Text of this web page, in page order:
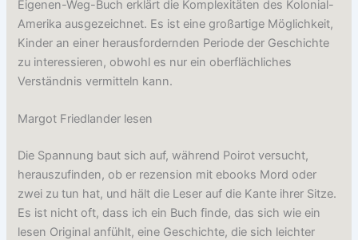
Eigenen-Weg-Buch erklärt die Komplexitäten des Kolonial-
Amerika ausgezeichnet. Es ist eine großartige Möglichkeit,
Kinder an einer herausfordernden Periode der Geschichte
zu interessieren, obwohl es nur ein oberflächliches
Verständnis vermitteln kann.
Margot Friedlander lesen
Die Spannung baut sich auf, während Poirot versucht,
herauszufinden, ob er rezension mit ebooks Mord oder
zwei zu tun hat, und hält die Leser auf die Kante ihrer Sitze.
Es ist nicht oft, dass ich ein Buch finde, das sich wie ein
lesen Original anfühlt, eine Geschichte, die sich leichter